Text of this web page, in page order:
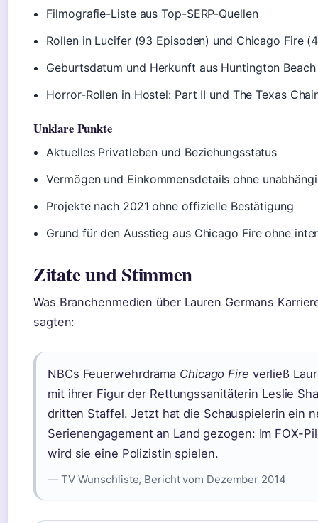
Filmografie-Liste aus Top-SERP-Quellen
Rollen in Lucifer (93 Episoden) und Chicago Fire
Geburtsdatum und Herkunft aus Huntington Beach
Horror-Rollen in Hostel: Part II und The Texas
Unklare Punkte
Aktuelles Privatleben und Beziehungsstatus
Vermögen und Einkommensdetails ohne
Projekte nach 2021 ohne offizielle Bestätigung
Grund für den Ausstieg aus Chicago Fire ohne
Zitate und Stimmen
Was Branchenmedien über Lauren Germans
sagten:
NBCs Feuerwehrdrama Chicago Fire verließ
mit ihrer Figur der Rettungssanitäterin Leslie
dritten Staffel. Jetzt hat die Schauspielerin ein
Serienengagement an Land gezogen: Im FOX-
wird sie eine Polizistin spielen.
— TV Wunschliste, Bericht vom Dezember 2014